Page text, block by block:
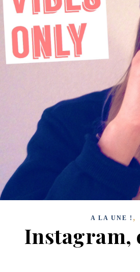
A LA UNE ! ,
Instagram,